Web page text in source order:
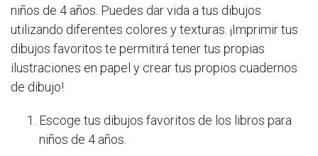
niños de 4 años. Puedes dar vida a tus dibujos
utilizando diferentes colores y texturas. ¡Imprimir tus
dibujos favoritos te permitirá tener tus propias
ilustraciones en papel y crear tus propios cuadernos
de dibujo!
Escoge tus dibujos favoritos de los libros para
niños de 4 años.